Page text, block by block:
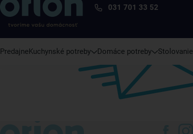
031 701 33 52
PredajneKuchynské potreby Domáce potreby Stolovanie